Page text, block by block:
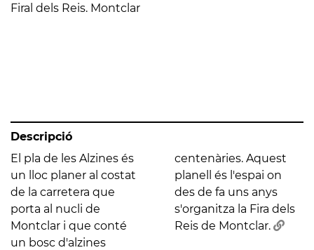
Firal dels Reis. Montclar
Descripció
El pla de les Alzines és
un lloc planer al costat
de la carretera que
porta al nucli de
Montclar i que conté
un bosc d'alzines
centenàries. Aquest
planell és l'espai on
des de fa uns anys
s'organitza la Fira dels
Reis de Montclar.